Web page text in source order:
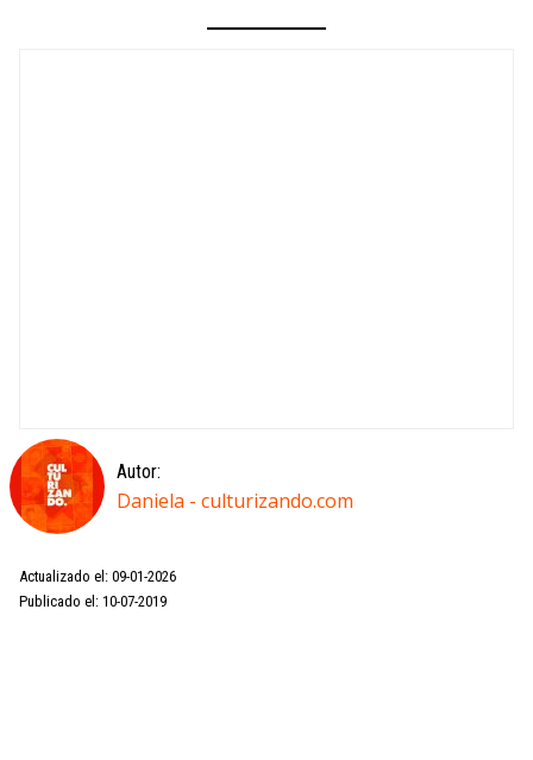
Autor:
Daniela - culturizando.com
Actualizado el: 09-01-2026
Publicado el: 10-07-2019